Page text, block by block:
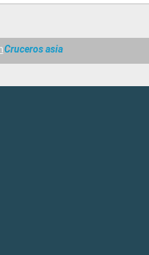
Cruceros asia